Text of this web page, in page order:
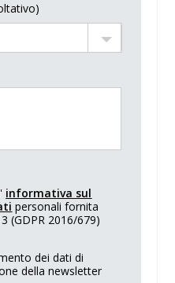
informativa sul
personali fornita
(GDPR 2016/679)
dei dati di
della newsletter